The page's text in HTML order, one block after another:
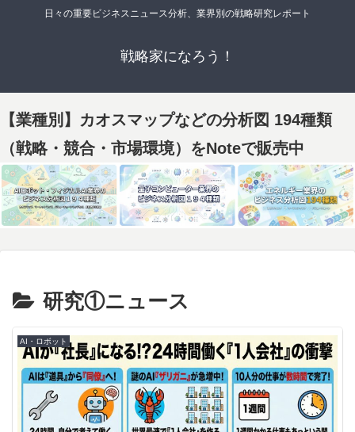
日々の重要ビジネスニュース分析、業界別の戦略研究レポート
戦略家になろう！
【業種別】カオスマップなどの分析図 194種類
（戦略・競合・市場環境）をNoteで販売中
研究①ニュース
AI・ロボット